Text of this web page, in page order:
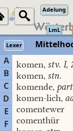
Adelung
LmL
Lexer
A
B
C
D
E
F
komen, stv. I,
komen, stn.
komende,
komen-lich,
comentewer
comenthür